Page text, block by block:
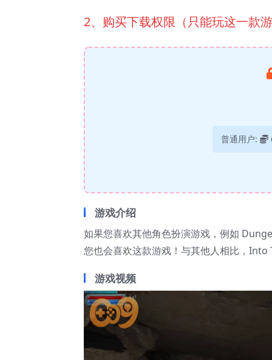
2、购买下载权限（只能玩这一款
普通用户:
游戏介绍
如果您喜欢其他角色扮演游戏，例如
您也会喜欢这款游戏！与其他人相比，
游戏视频